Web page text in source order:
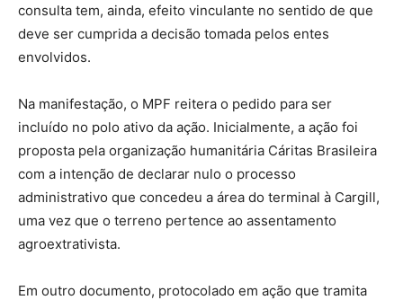
consulta tem, ainda, efeito vinculante no sentido de que
deve ser cumprida a decisão tomada pelos entes
envolvidos.
Na manifestação, o MPF reitera o pedido para ser
incluído no polo ativo da ação. Inicialmente, a ação foi
proposta pela organização humanitária Cáritas Brasileira
com a intenção de declarar nulo o processo
administrativo que concedeu a área do terminal à Cargill,
uma vez que o terreno pertence ao assentamento
agroextrativista.
Em outro documento, protocolado em ação que tramita